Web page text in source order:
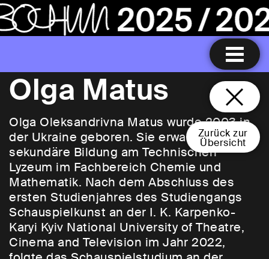
Zurück zur
Übersicht
Olga Matus
Olga Oleksandrivna Matus wurde 2003 in
der Ukraine geboren. Sie erwarb ihre
sekundäre Bildung am Technischen
Lyzeum im Fachbereich Chemie und
Mathematik. Nach dem Abschluss des
ersten Studienjahres des Studiengangs
Schauspielkunst an der I. K. Karpenko-
Karyi Kyiv National University of Theatre,
Cinema and Television im Jahr 2022,